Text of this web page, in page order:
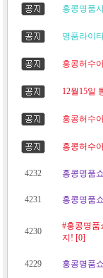
홍콩명품
명품라이
홍콩허수
12월15일
홍콩허수
홍콩허수
4232 홍콩명품
4231 홍콩명품
4230
#홍콩명품
지! [0]
4229 홍콩명품